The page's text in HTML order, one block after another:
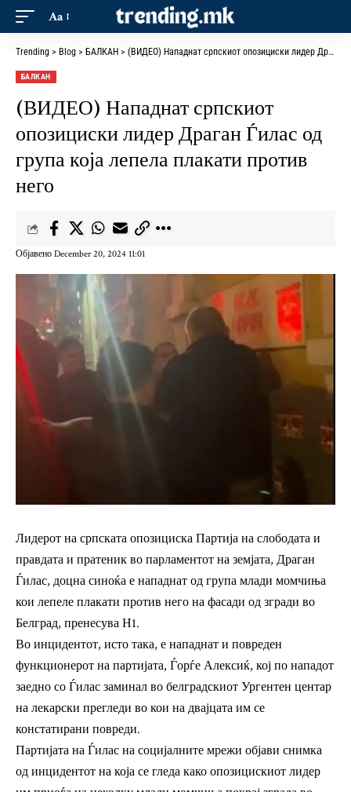
Aa
Trending > Blog > БАЛКАН > (ВИДЕО) Нападнат српскиот опозициски лидер Драган Ѓилас од група која лепела плакати против него
БАЛКАН
(ВИДЕО) Нападнат српскиот
опозициски лидер Драган Ѓилас од
група која лепела плакати против
него
Објавено December 20, 2024 11:01
Лидерот на српската опозициска Партија на слободата и
правдата и пратеник во парламентот на земјата, Драган
Ѓилас, доцна синоќа е нападнат од група млади момчиња
кои лепеле плакати против него на фасади од згради во
Белград, пренесува Н1.
Во инцидентот, исто така, е нападнат и повреден
функционерот на партијата, Ѓорѓе Алексиќ, кој по нападот
заедно со Ѓилас заминал во белградскиот Ургентен центар
на лекарски прегледи во кои на двајцата им се
констатирани повреди.
Партијата на Ѓилас на социјалните мрежи објави снимка
од инцидентот на која се гледа како опозицискиот лидер